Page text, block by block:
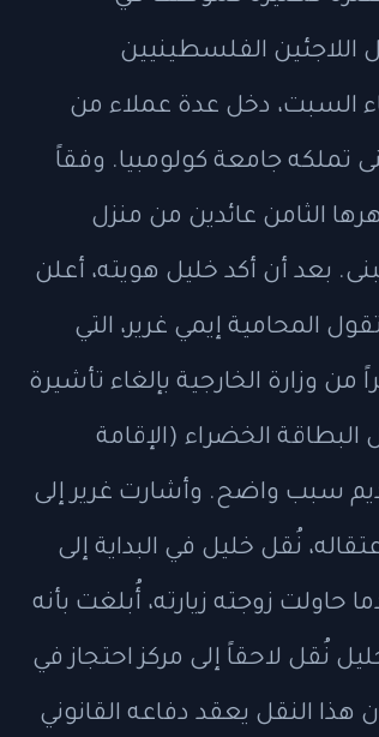
اللاجئين الفلسطينيين
السبت، دخل عدة عملاء من
تملكه جامعة كولومبيا. وفقاً
الثامن عائدين من منزل
بعد أن أكد خليل هويته، أعلن
المحامية إيمي غرير، التي
من وزارة الخارجية بإلغاء تأشيرة
الخضراء (الإقامة
سبب واضح. وأشارت غرير إلى
نُقل خليل في البداية إلى
حاولت زوجته زيارته، أُبلغت بأنه
نُقل لاحقاً إلى مركز احتجاز في
هذا النقل يعقد دفاعه القانوني